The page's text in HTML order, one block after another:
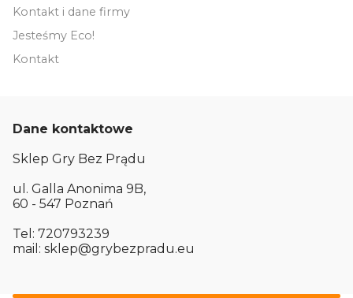
Kontakt i dane firmy
Jesteśmy Eco!
Kontakt
Dane kontaktowe
Sklep Gry Bez Prądu
ul. Galla Anonima 9B,
60 - 547 Poznań
Tel: 720793239
mail: sklep@grybezpradu.eu